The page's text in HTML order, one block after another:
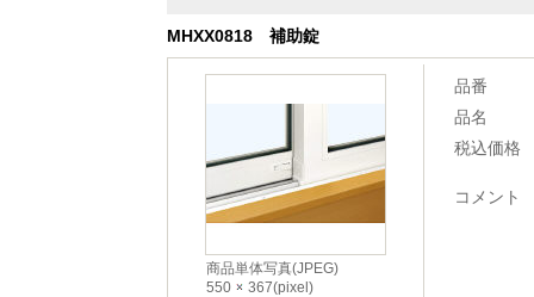
MHXX0818 補助錠
商品単体写真(JPEG)
550
367(pixel)
品番
品名
税込価格
コメント